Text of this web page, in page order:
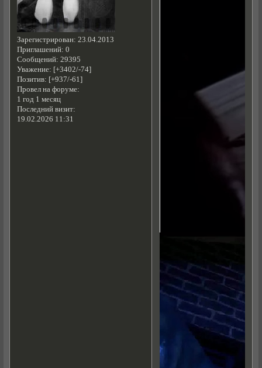
Зарегистрирован: 23.04.2013
Приглашений: 0
Сообщений: 29395
Уважение: [+3402/-74]
Позитив: [+937/-61]
Провел на форуме:
1 год 1 месяц
Последний визит:
19.02.2026 11:31